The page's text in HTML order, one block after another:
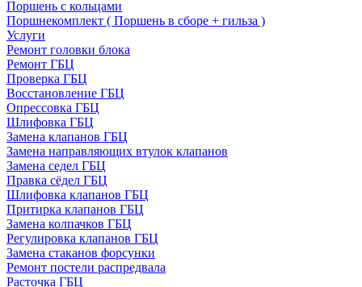
Поршень с кольцами
Поршнекомплект ( Поршень в сборе + гильза )
Услуги
Ремонт головки блока
Ремонт ГБЦ
Проверка ГБЦ
Восстановление ГБЦ
Опрессовка ГБЦ
Шлифовка ГБЦ
Замена клапанов ГБЦ
Замена направляющих втулок клапанов
Замена седел ГБЦ
Правка сёдел ГБЦ
Шлифовка клапанов ГБЦ
Притирка клапанов ГБЦ
Замена колпачков ГБЦ
Регулировка клапанов ГБЦ
Замена стаканов форсунки
Ремонт постели распредвала
Расточка ГБЦ